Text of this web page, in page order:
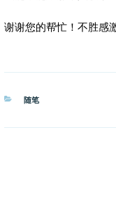
谢谢您的帮忙！不胜感激
分
随笔